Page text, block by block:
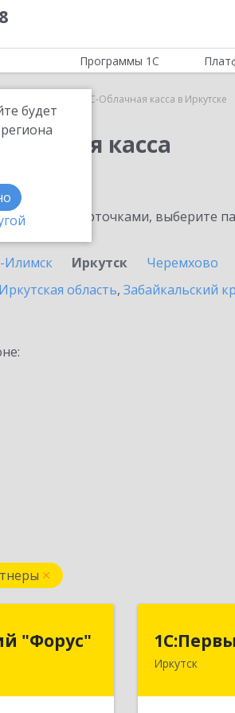
будет
Программы 1С
1С-Облачная касса в Иркутске
касса
карточками, выберите
Илимск Иркутск Черемхово
Иркутская область, Забайкальский
"Форус"
"Форус"
Иркутск г,
Иркутск664007,